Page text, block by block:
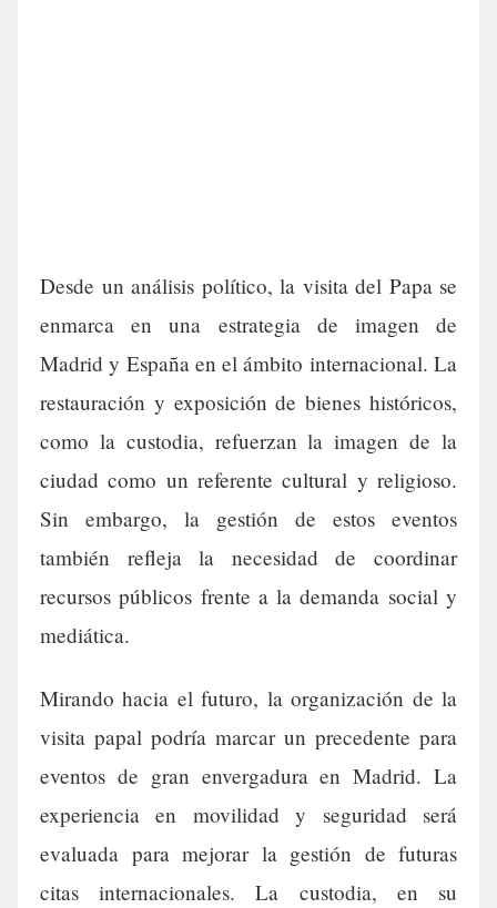
Desde un análisis político, la visita del Papa se
enmarca en una estrategia de imagen de
Madrid y España en el ámbito internacional. La
restauración y exposición de bienes históricos,
como la custodia, refuerzan la imagen de la
ciudad como un referente cultural y religioso.
Sin embargo, la gestión de estos eventos
también refleja la necesidad de coordinar
recursos públicos frente a la demanda social y
mediática.
Mirando hacia el futuro, la organización de la
visita papal podría marcar un precedente para
eventos de gran envergadura en Madrid. La
experiencia en movilidad y seguridad será
evaluada para mejorar la gestión de futuras
citas internacionales. La custodia, en su